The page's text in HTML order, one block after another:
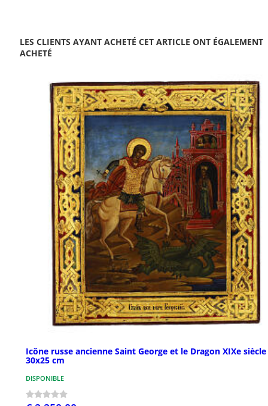
LES CLIENTS AYANT ACHETÉ CET ARTICLE ONT ÉGALEMENT
ACHETÉ
Icône russe ancienne Saint George et le Dragon XIXe siècle
30x25 cm
DISPONIBLE